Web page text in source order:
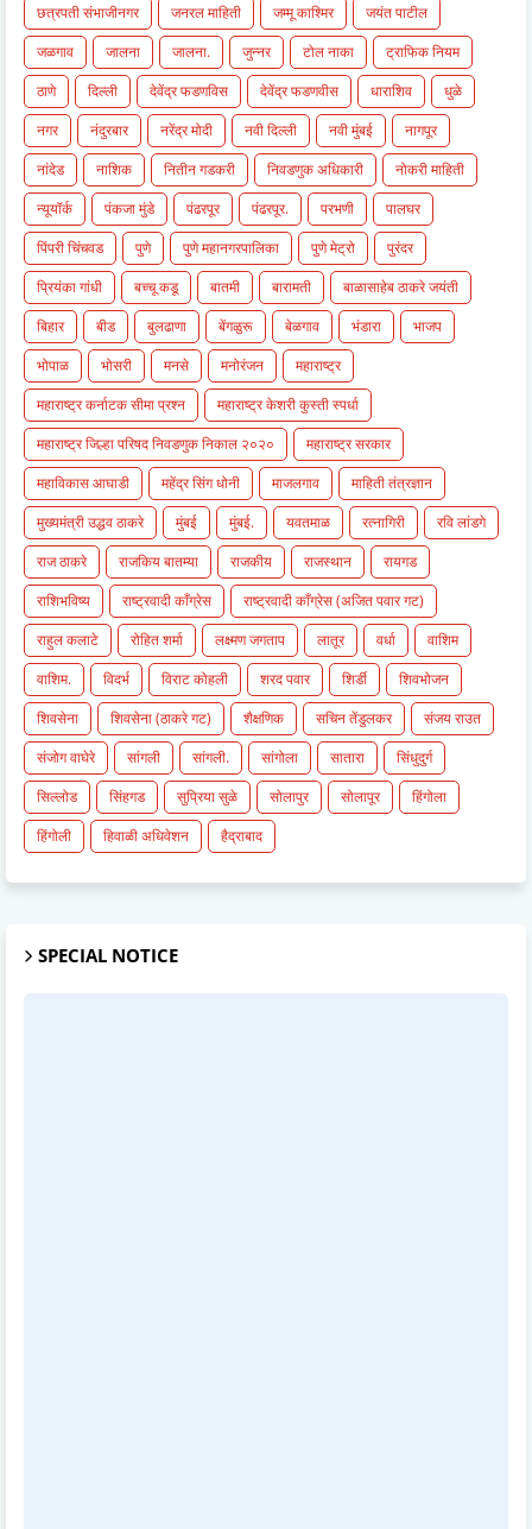
छत्रपती संभाजीनगर जनरल माहिती जम्मू काश्मिर
जयंत पाटील
जळगाव
जालना जालना. जुन्नर टोल नाका
ट्राफिक नियम
ठाणे
दिल्ली देवेंद्र फडणविस देवेंद्र फडणवीस धाराशिव
धुळे
नगर
नंदुरबार नरेंद्र मोदी नवी दिल्ली नवी मुंबई
नागपूर
नांदेड
नाशिक नितीन गडकरी निवडणुक अधिकारी
नोकरी माहिती
न्यूयॉर्क
पंकजा मुंडे पंढरपूर पंढरपूर. परभणी
पालघर
पिंपरी चिंचवड
पुणे पुणे महानगरपालिका पुणे मेट्रो
पुरंदर
प्रियंका गांधी
बच्चू कडू बातमी बारामती
बाळासाहेब ठाकरे जयंती
बिहार
बीड बुलढाणा बेंगळुरू बेळगाव भंडारा
भाजप
भोपाळ
भोसरी मनसे मनोरंजन
महाराष्ट्र
महाराष्ट्र कर्नाटक सीमा प्रश्न
महाराष्ट्र केशरी कुस्ती स्पर्धा
महाराष्ट्र जिल्हा परिषद निवडणुक निकाल २०२०
महाराष्ट्र सरकार
महाविकास आघाडी
महेंद्र सिंग धोनी माजलगाव
माहिती तंत्रज्ञान
मुख्यमंत्री उद्धव ठाकरे
मुंबई मुंबई. यवतमाळ रत्नागिरी
रवि लांडगे
राज ठाकरे
राजकिय बातम्या राजकीय राजस्थान
रायगड
राशिभविष्य
राष्ट्रवादी काँग्रेस
राष्ट्रवादी काँग्रेस (अजित पवार गट)
राहुल कलाटे
रोहित शर्मा लक्ष्मण जगताप लातूर वर्धा
वाशिम
वाशिम.
विदर्भ विराट कोहली शरद पवार शिर्डी
शिवभोजन
शिवसेना
शिवसेना (ठाकरे गट) शैक्षणिक सचिन तेंडुलकर
संजय राउत
संजोग वाघेरे
सांगली सांगली. सांगोला सातारा
सिंधुदुर्ग
सिल्लोड
सिंहगड सुप्रिया सुळे सोलापुर सोलापूर
हिंगोला
हिंगोली
हिवाळी अधिवेशन हैद्राबाद
SPECIAL NOTICE